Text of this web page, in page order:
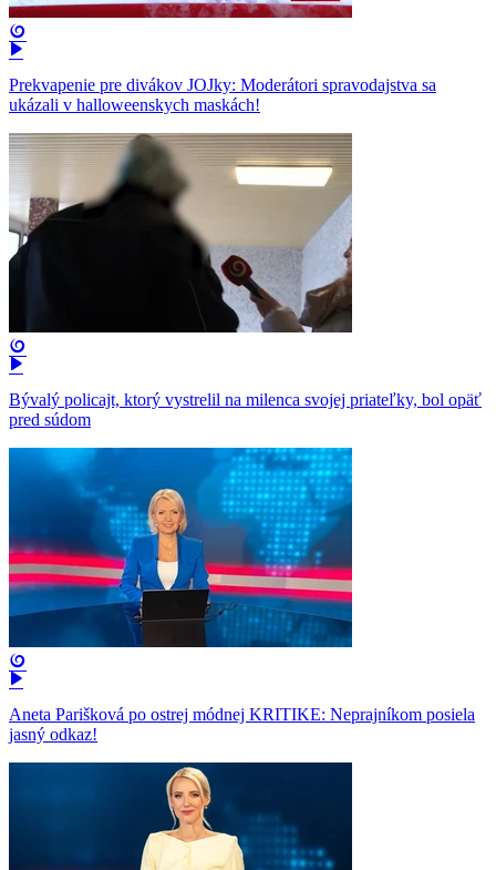
Prekvapenie pre divákov JOJky: Moderátori spravodajstva sa
ukázali v halloweenskych maskách!
Bývalý policajt, ktorý vystrelil na milenca svojej priateľky, bol opäť
pred súdom
Aneta Parišková po ostrej módnej KRITIKE: Neprajníkom posiela
jasný odkaz!